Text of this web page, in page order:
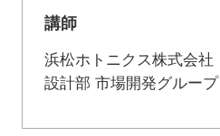
講師
浜松ホトニクス株式会
設計部 市場開発グル